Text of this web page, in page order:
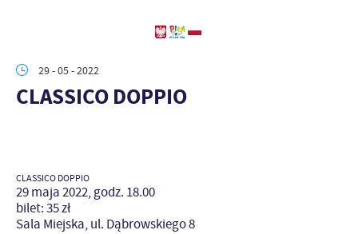
29 - 05 - 2022
CLASSICO DOPPIO
CLASSICO DOPPIO
29 maja 2022, godz. 18.00
bilet: 35 zł
Sala Miejska, ul. Dąbrowskiego 8